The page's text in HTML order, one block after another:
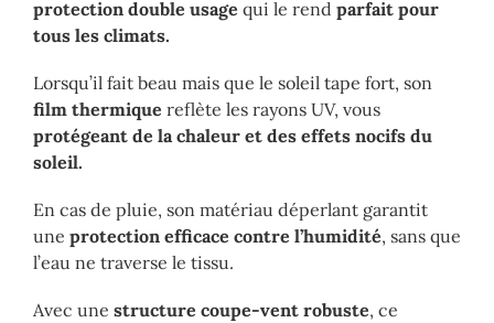
protection double usage qui le rend parfait pour
tous les climats.
Lorsqu’il fait beau mais que le soleil tape fort, son
film thermique reflète les rayons UV, vous
protégeant de la chaleur et des effets nocifs du
soleil.
En cas de pluie, son matériau déperlant garantit
une protection efficace contre l’humidité, sans que
l’eau ne traverse le tissu.
Avec une structure coupe-vent robuste, ce